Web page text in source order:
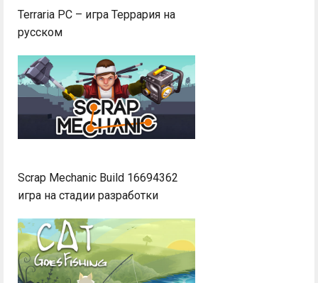
Terraria PC – игра Террария на
русском
Scrap Mechanic Build 16694362
игра на стадии разработки